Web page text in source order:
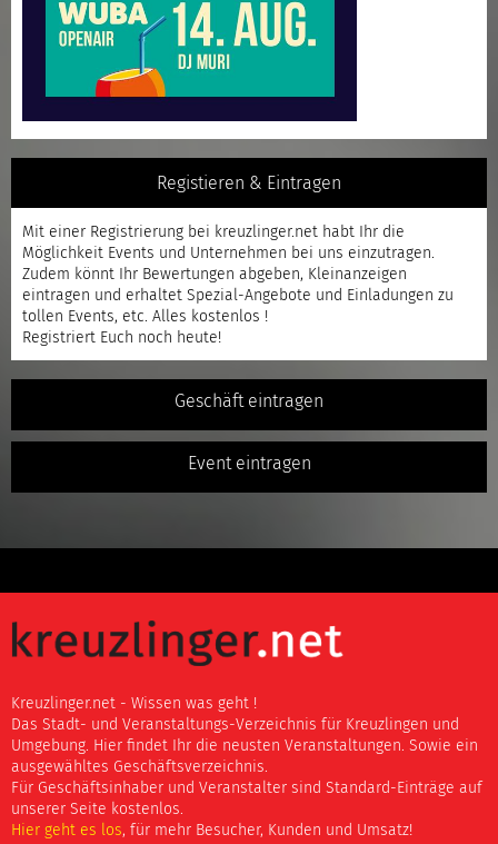
Registieren & Eintragen
Mit einer Registrierung bei kreuzlinger.net habt Ihr die
Möglichkeit Events und Unternehmen bei uns einzutragen.
Zudem könnt Ihr Bewertungen abgeben, Kleinanzeigen
eintragen und erhaltet Spezial-Angebote und Einladungen zu
tollen Events, etc. Alles kostenlos !
Registriert Euch noch heute!
Geschäft eintragen
Event eintragen
Kreuzlinger.net - Wissen was geht !
Das Stadt- und Veranstaltungs-Verzeichnis für Kreuzlingen und
Umgebung. Hier findet Ihr die neusten Veranstaltungen. Sowie ein
ausgewähltes Geschäftsverzeichnis.
Für Geschäftsinhaber und Veranstalter sind Standard-Einträge auf
unserer Seite kostenlos.
Hier geht es los, für mehr Besucher, Kunden und Umsatz!